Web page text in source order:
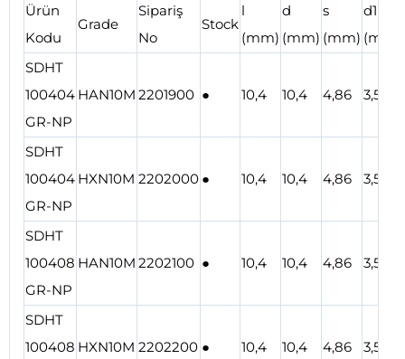
Ürün
Kodu
Grade
Sipariş
No
Stock
l
(mm)
d
(mm)
s
(mm)
d1
(mm)
SDHT
100404
GR-NP
HAN10M 2201900 ● 10,4 10,4 4,86 3,5
SDHT
100404
GR-NP
HXN10M 2202000 ● 10,4 10,4 4,86 3,5
SDHT
100408
GR-NP
HAN10M 2202100 ● 10,4 10,4 4,86 3,5
SDHT
100408 HXN10M 2202200 ● 10,4 10,4 4,86 3,5